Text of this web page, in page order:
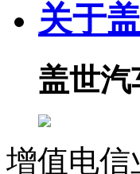
关于
盖世汽
增值电